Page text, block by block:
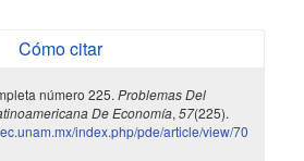
Cómo citar
número 225. Problemas Del
De Economía, 57(225).
index.php/pde/article/view/70